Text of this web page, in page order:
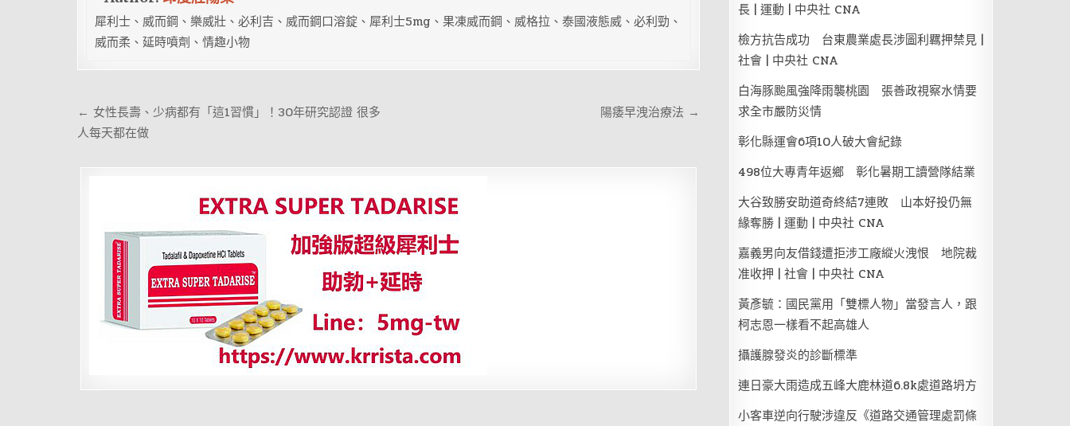
犀利士、威而鋼、樂威壯、必利吉、威而鋼口溶錠、犀利士5mg、果凍威而鋼、威格拉、泰國液態威、必利勁、
威而柔、延時噴劑、情趣小物
文
章
陽痿早洩治療法 →
← 女性長壽、少病都有「這1習慣」！30年研究認證 很多
人每天都在做
長 | 運動 | 中央社 CNA
檢方抗告成功 台東農業處長涉圖利羈押禁見 |
社會 | 中央社 CNA
白海豚颱風強降雨襲桃園 張善政視察水情要
求全市嚴防災情
彰化縣運會6項10人破大會紀錄
498位大專青年返鄉 彰化暑期工讀營隊結業
大谷致勝安助道奇終結7連敗 山本好投仍無
緣奪勝 | 運動 | 中央社 CNA
嘉義男向友借錢遭拒涉工廠縱火洩恨 地院裁
准收押 | 社會 | 中央社 CNA
黃彥毓：國民黨用「雙標人物」當發言人，跟
柯志恩一樣看不起高雄人
攝護腺發炎的診斷標準
連日豪大雨造成五峰大鹿林道6.8k處道路坍方
小客車逆向行駛涉違反《道路交通管理處罰條